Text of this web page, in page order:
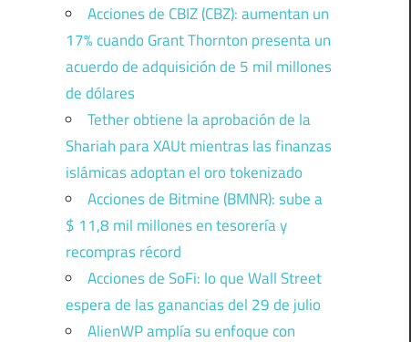
Acciones de CBIZ (CBZ): aumentan un
17% cuando Grant Thornton presenta un
acuerdo de adquisición de 5 mil millones
de dólares
Tether obtiene la aprobación de la
Shariah para XAUt mientras las finanzas
islámicas adoptan el oro tokenizado
Acciones de Bitmine (BMNR): sube a
$ 11,8 mil millones en tesorería y
recompras récord
Acciones de SoFi: lo que Wall Street
espera de las ganancias del 29 de julio
AlienWP amplía su enfoque con